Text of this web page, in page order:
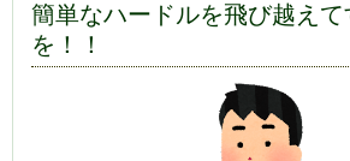
簡単なハードルを飛び越えて
を！！